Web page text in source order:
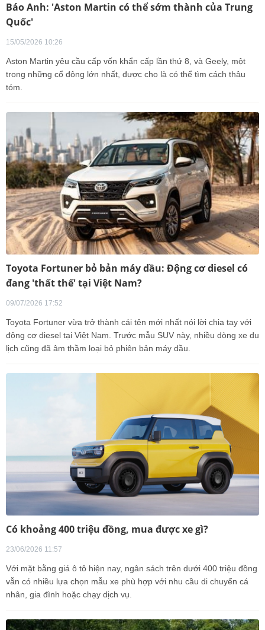
Báo Anh: 'Aston Martin có thể sớm thành của Trung
Quốc'
15/05/2026 10:26
Aston Martin yêu cầu cấp vốn khẩn cấp lần thứ 8, và Geely, một
trong những cổ đông lớn nhất, được cho là có thể tìm cách thâu
tóm.
Toyota Fortuner bỏ bản máy dầu: Động cơ diesel có
đang 'thất thế' tại Việt Nam?
09/07/2026 17:52
Toyota Fortuner vừa trở thành cái tên mới nhất nói lời chia tay với
động cơ diesel tại Việt Nam. Trước mẫu SUV này, nhiều dòng xe du
lịch cũng đã âm thầm loại bỏ phiên bản máy dầu.
Có khoảng 400 triệu đồng, mua được xe gì?
23/06/2026 11:57
Với mặt bằng giá ô tô hiện nay, ngân sách trên dưới 400 triệu đồng
vẫn có nhiều lựa chọn mẫu xe phù hợp với nhu cầu di chuyển cá
nhân, gia đình hoặc chạy dịch vụ.